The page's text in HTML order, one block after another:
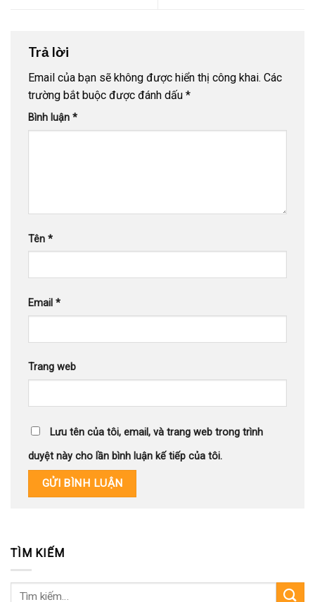
Trả lời
Email của bạn sẽ không được hiển thị công khai. Các
trường bắt buộc được đánh dấu *
Bình luận *
Tên *
Email *
Trang web
Lưu tên của tôi, email, và trang web trong trình
duyệt này cho lần bình luận kế tiếp của tôi.
TÌM KIẾM
Tìm